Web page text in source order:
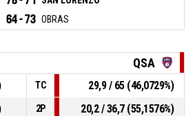
64 - 73 OBRAS
QSA
TC
29,9 / 65 (46,0729%)
2P
20,2 / 36,7 (55,1576%)